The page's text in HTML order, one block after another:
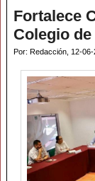
Fortalece
Colegio
Por: Redacción, 12-06-